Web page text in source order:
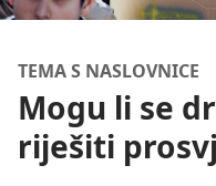
TEMA S NASLOVNICE
Mogu li se
riješiti